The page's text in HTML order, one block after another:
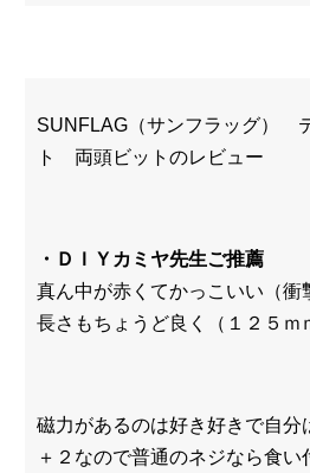
SUNFLAG（サンフラッグ）
ト 両頭ビットのレビュー
・ＤＩＹカミヤ先生ご推薦
真ん中が赤くてかっこいい（衝
長さもちょうど良く（１２５ｍ
磁力があるのは好き好きで自分
＋２なので普通のネジなら食